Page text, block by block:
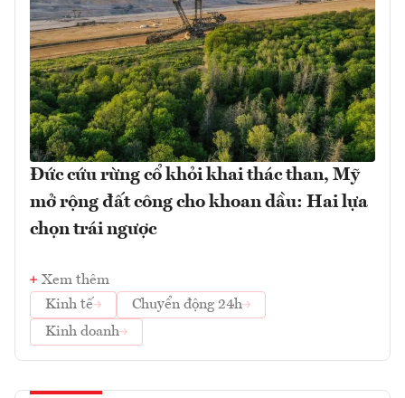
Đức cứu rừng cổ khỏi khai thác than, Mỹ
mở rộng đất công cho khoan dầu: Hai lựa
chọn trái ngược
Xem thêm
Kinh tế
Chuyển động 24h
Kinh doanh